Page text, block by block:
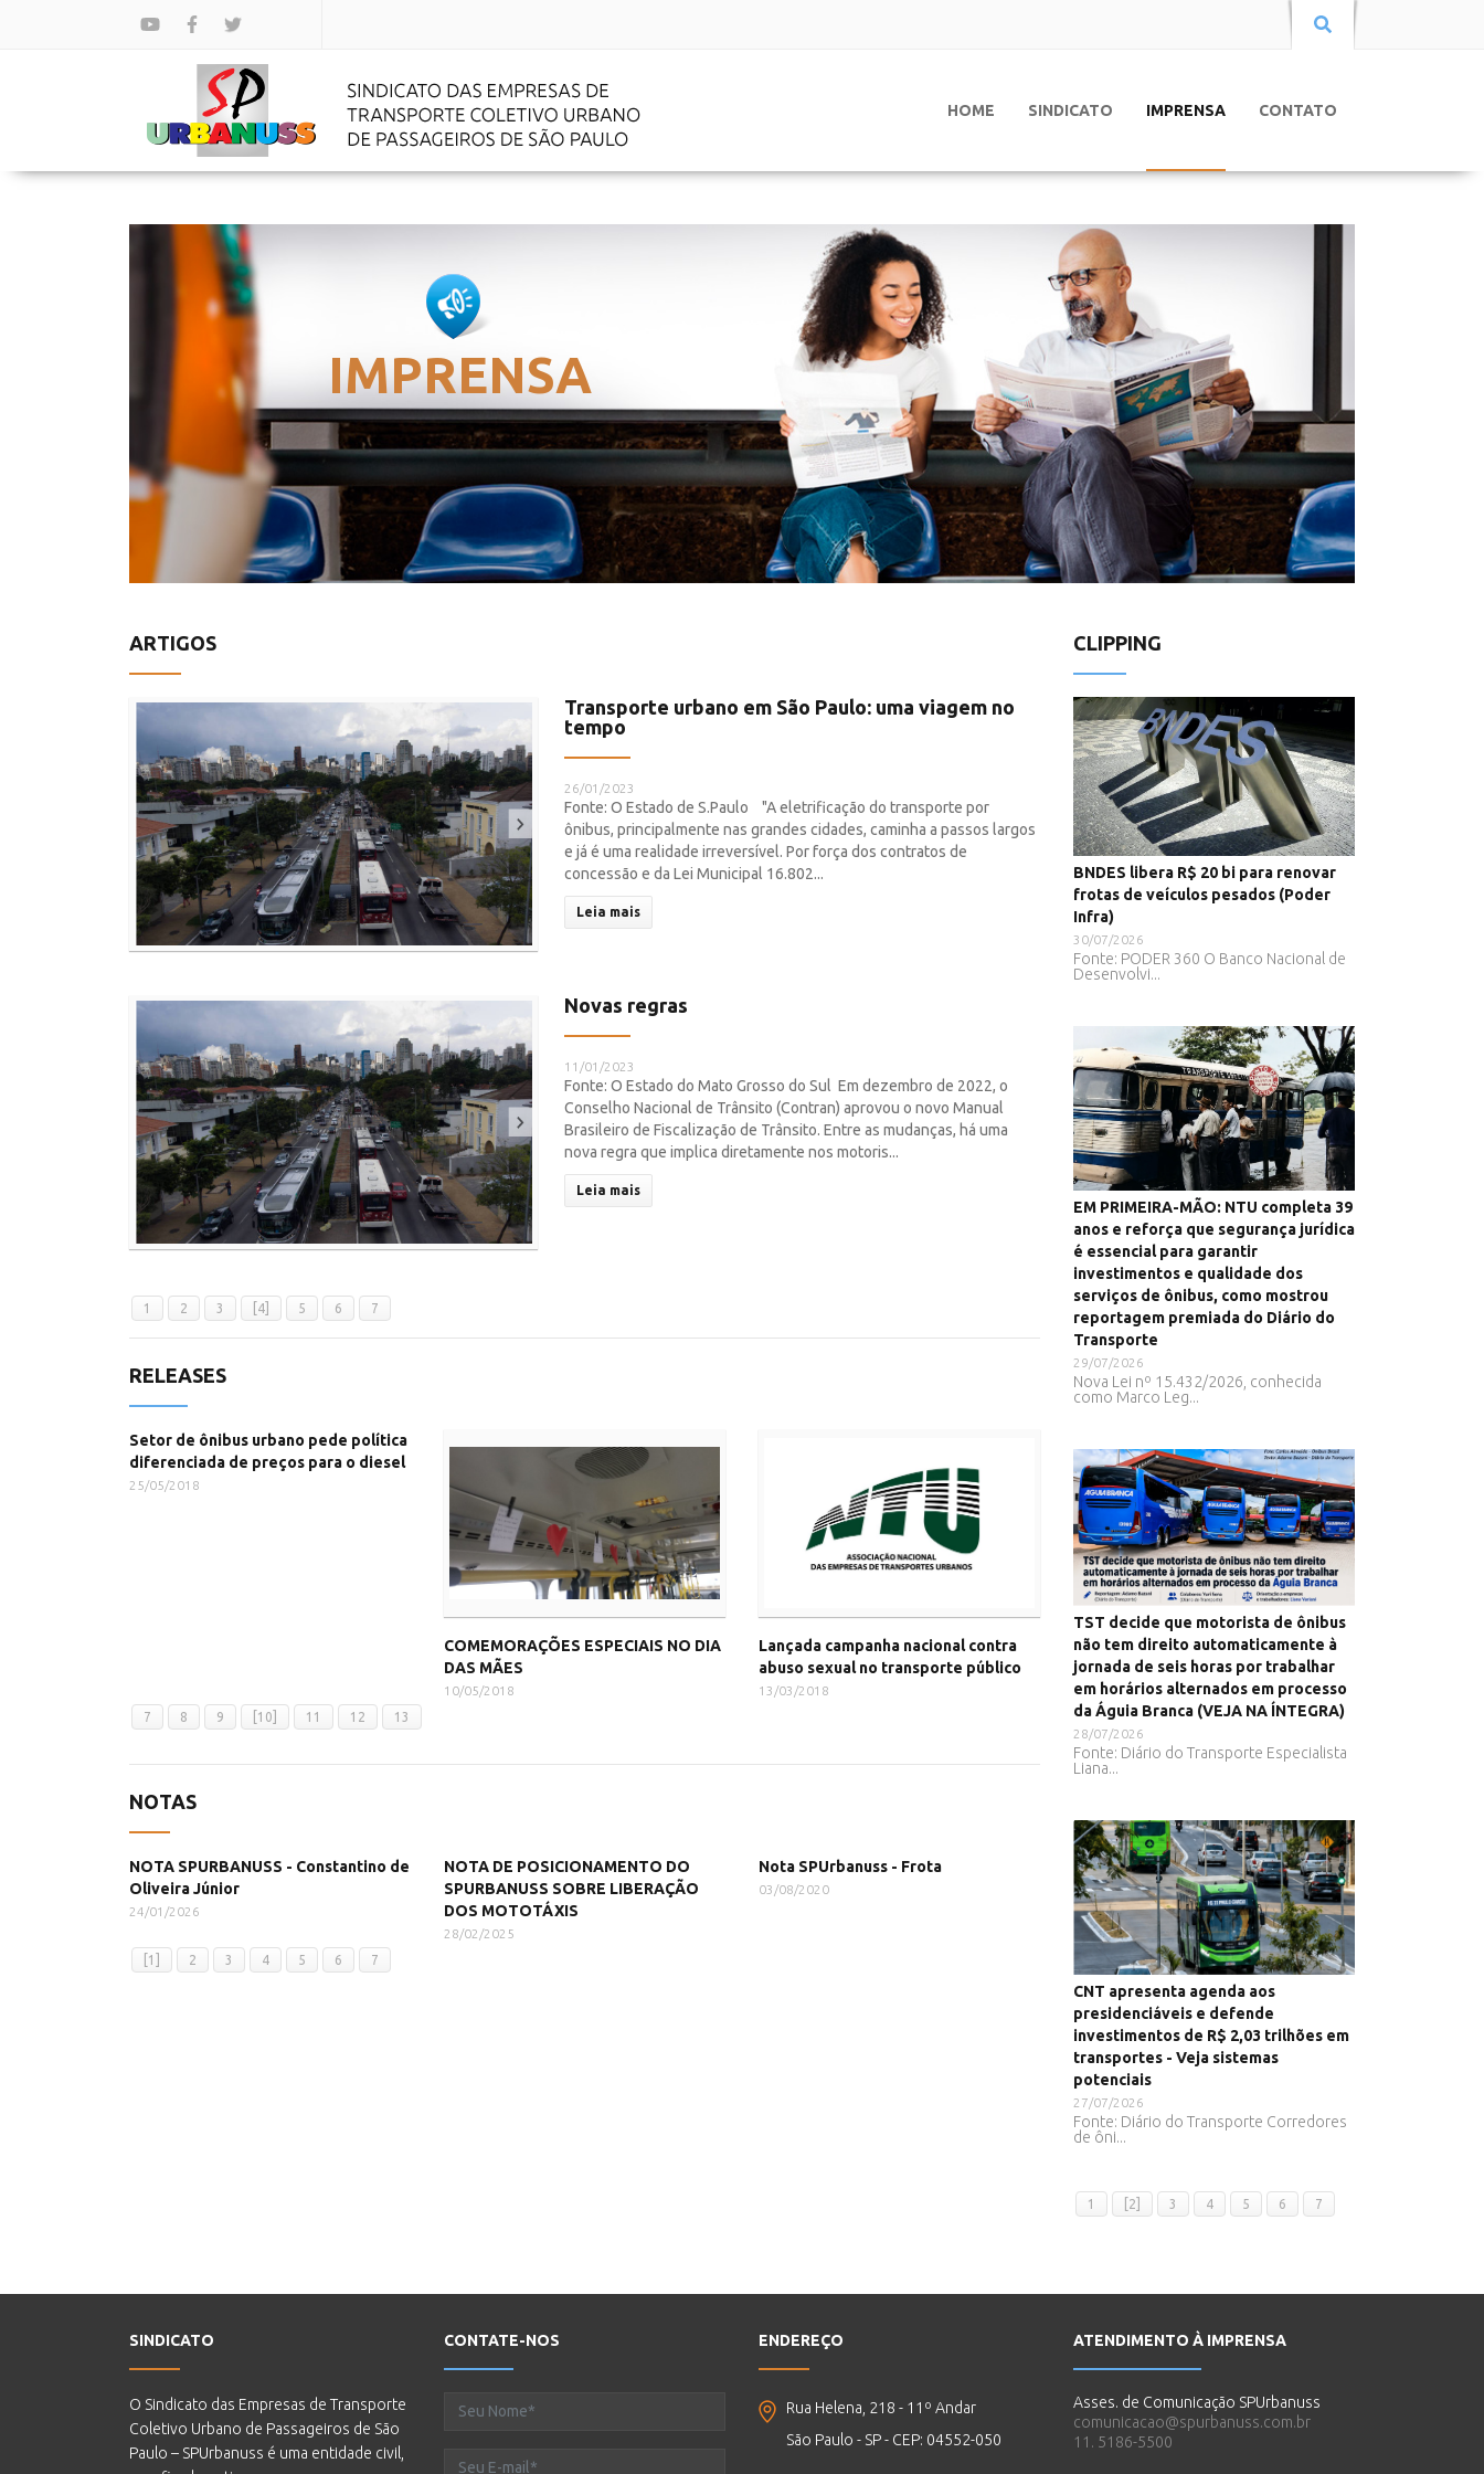
HOME SINDICATO IMPRENSA CONTATO
IMPRENSA
ARTIGOS
Transporte urbano em São Paulo: uma viagem no
tempo
26/01/2023
Fonte: O Estado de S.Paulo "A eletrificação do transporte por
ônibus, principalmente nas grandes cidades, caminha a passos largos
e já é uma realidade irreversível. Por força dos contratos de
concessão e da Lei Municipal 16.802...
Leia mais
Novas regras
11/01/2023
Fonte: O Estado do Mato Grosso do Sul Em dezembro de 2022, o
Conselho Nacional de Trânsito (Contran) aprovou o novo Manual
Brasileiro de Fiscalização de Trânsito. Entre as mudanças, há uma
nova regra que implica diretamente nos motoris...
Leia mais
1 2 3 [4] 5 6 7
RELEASES
Setor de ônibus urbano pede política
diferenciada de preços para o diesel
25/05/2018
COMEMORAÇÕES ESPECIAIS NO DIA
DAS MÃES
10/05/2018
Lançada campanha nacional contra
abuso sexual no transporte público
13/03/2018
7
8 9 [10] 11 12 13
NOTAS
NOTA SPURBANUSS - Constantino de
Oliveira Júnior
24/01/2026
NOTA DE POSICIONAMENTO DO
SPURBANUSS SOBRE LIBERAÇÃO
DOS MOTOTÁXIS
28/02/2025
Nota SPUrbanuss - Frota
03/08/2020
[1] 2 3 4 5 6 7
CLIPPING
BNDES libera R$ 20 bi para renovar
frotas de veículos pesados (Poder
Infra)
30/07/2026
Fonte: PODER 360 O Banco Nacional de
Desenvolvi...
EM PRIMEIRA-MÃO: NTU completa 39
anos e reforça que segurança jurídica
é essencial para garantir
investimentos e qualidade dos
serviços de ônibus, como mostrou
reportagem premiada do Diário do
Transporte
29/07/2026
Nova Lei nº 15.432/2026, conhecida
como Marco Leg...
TST decide que motorista de ônibus
não tem direito automaticamente à
jornada de seis horas por trabalhar
em horários alternados em processo
da Águia Branca (VEJA NA ÍNTEGRA)
28/07/2026
Fonte: Diário do Transporte Especialista
Liana...
CNT apresenta agenda aos
presidenciáveis e defende
investimentos de R$ 2,03 trilhões em
transportes - Veja sistemas
potenciais
27/07/2026
Fonte: Diário do Transporte Corredores
de ôni...
1 [2] 3 4 5 6 7
SINDICATO
O Sindicato das Empresas de Transporte
Coletivo Urbano de Passageiros de São
Paulo – SPUrbanuss é uma entidade civil,
CONTATE-NOS ENDEREÇO
Rua Helena, 218 - 11º Andar
São Paulo - SP - CEP: 04552-050
ATENDIMENTO À IMPRENSA
Asses. de Comunicação SPUrbanuss
comunicacao@spurbanuss.com.br
11. 5186-5500